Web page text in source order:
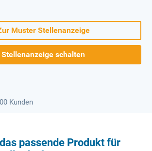
Muster Stellenanzeige
Stellenanzeige schalten
Kunden
passende Produkt für